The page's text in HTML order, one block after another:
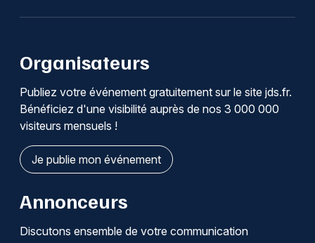
Organisateurs
Publiez votre événement gratuitement sur le site jds.fr.
Bénéficiez d'une visibilité auprès de nos 3 000 000
visiteurs mensuels !
Je publie mon événement
Annonceurs
Discutons ensemble de votre communication